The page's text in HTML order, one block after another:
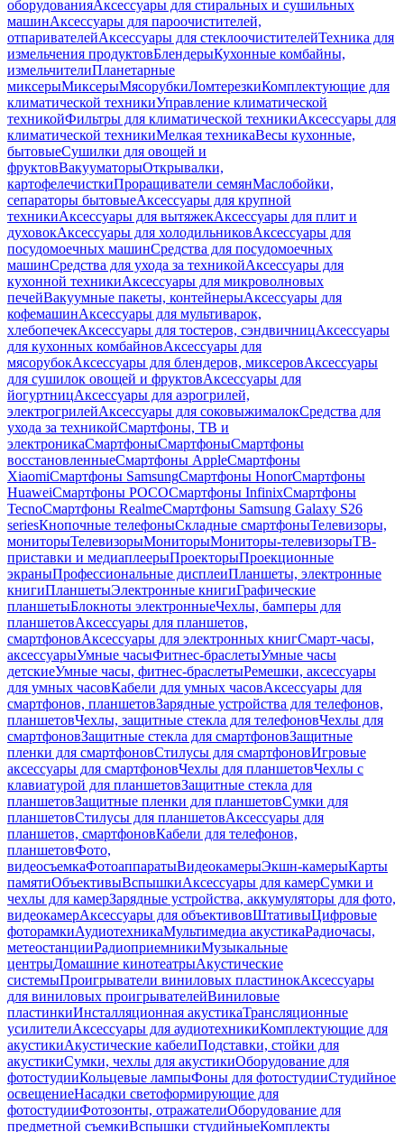
оборудованияАксессуары для стиральных и сушильных
машинАксессуары для пароочистителей,
отпаривателейАксессуары для стеклоочистителейТехника для
измельчения продуктовБлендерыКухонные комбайны,
измельчителиПланетарные
миксерыМиксерыМясорубкиЛомтерезкиКомплектующие для
климатической техникиУправление климатической
техникойФильтры для климатической техникиАксессуары для
климатической техникиМелкая техникаВесы кухонные,
бытовыеСушилки для овощей и
фруктовВакууматорыОткрывалки,
картофелечисткиПроращиватели семянМаслобойки,
сепараторы бытовыеАксессуары для крупной
техникиАксессуары для вытяжекАксессуары для плит и
духовокАксессуары для холодильниковАксессуары для
посудомоечных машинСредства для посудомоечных
машинСредства для ухода за техникойАксессуары для
кухонной техникиАксессуары для микроволновых
печейВакуумные пакеты, контейнерыАксессуары для
кофемашинАксессуары для мультиварок,
хлебопечекАксессуары для тостеров, сэндвичницАксессуары
для кухонных комбайновАксессуары для
мясорубокАксессуары для блендеров, миксеровАксессуары
для сушилок овощей и фруктовАксессуары для
йогуртницАксессуары для аэрогрилей,
электрогрилейАксессуары для соковыжималокСредства для
ухода за техникойСмартфоны, ТВ и
электроникаСмартфоныСмартфоныСмартфоны
восстановленныеСмартфоны AppleСмартфоны
XiaomiСмартфоны SamsungСмартфоны HonorСмартфоны
HuaweiСмартфоны POCOСмартфоны InfinixСмартфоны
TecnoСмартфоны RealmeСмартфоны Samsung Galaxy S26
seriesКнопочные телефоныСкладные смартфоныТелевизоры,
мониторыТелевизорыМониторыМониторы-телевизорыТВ-
приставки и медиаплеерыПроекторыПроекционные
экраныПрофессиональные дисплеиПланшеты, электронные
книгиПланшетыЭлектронные книгиГрафические
планшетыБлокноты электронныеЧехлы, бамперы для
планшетовАксессуары для планшетов,
смартфоновАксессуары для электронных книгСмарт-часы,
аксессуарыУмные часыФитнес-браслетыУмные часы
детскиеУмные часы, фитнес-браслетыРемешки, аксессуары
для умных часовКабели для умных часовАксессуары для
смартфонов, планшетовЗарядные устройства для телефонов,
планшетовЧехлы, защитные стекла для телефоновЧехлы для
смартфоновЗащитные стекла для смартфоновЗащитные
пленки для смартфоновСтилусы для смартфоновИгровые
аксессуары для смартфоновЧехлы для планшетовЧехлы с
клавиатурой для планшетовЗащитные стекла для
планшетовЗащитные пленки для планшетовСумки для
планшетовСтилусы для планшетовАксессуары для
планшетов, смартфоновКабели для телефонов,
планшетовФото,
видеосъемкаФотоаппаратыВидеокамерыЭкшн-камерыКарты
памятиОбъективыВспышкиАксессуары для камерСумки и
чехлы для камерЗарядные устройства, аккумуляторы для фото,
видеокамерАксессуары для объективовШтативыЦифровые
фоторамкиАудиотехникаМультимедиа акустикаРадиочасы,
метеостанцииРадиоприемникиМузыкальные
центрыДомашние кинотеатрыАкустические
системыПроигрыватели виниловых пластинокАксессуары
для виниловых проигрывателейВиниловые
пластинкиИнсталляционная акустикаТрансляционные
усилителиАксессуары для аудиотехникиКомплектующие для
акустикиАкустические кабелиПодставки, стойки для
акустикиСумки, чехлы для акустикиОборудование для
фотостудииКольцевые лампыФоны для фотостудииСтудийное
освещениеНасадки светоформирующие для
фотостудииФотозонты, отражателиОборудование для
предметной съемкиВспышки студийныеКомплекты